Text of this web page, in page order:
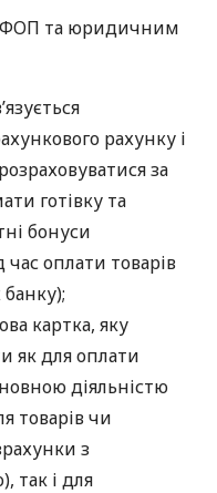
ФОП та юридичним
рахунку і
за
готівку та
бонуси
оплати товарів
картка, яку
як для оплати
діяльністю
товарів чи
з
так і для